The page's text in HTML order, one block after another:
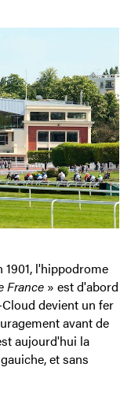
l'hippodrome
France » est d'abord
devient un fer
avant de
aujourd'hui la
et sans